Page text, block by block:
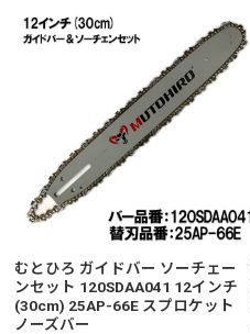
むとひろ ガイドバー ソーチェー
ンセット 120SDAA041 12インチ
(30cm) 25AP-66E スプロケット
ノーズバー